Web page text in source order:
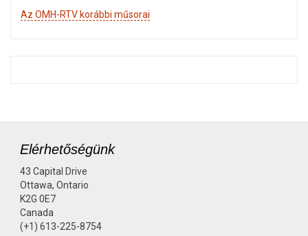
Az OMH-RTV korábbi műsorai
Elérhetőségünk
43 Capital Drive
Ottawa, Ontario
K2G 0E7
Canada
(+1) 613-225-8754